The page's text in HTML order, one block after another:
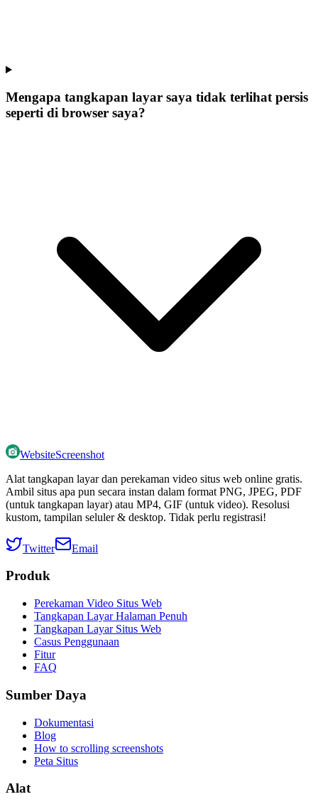
Mengapa tangkapan layar saya tidak terlihat persis
seperti di browser saya?
WebsiteScreenshot
Alat tangkapan layar dan perekaman video situs web online gratis.
Ambil situs apa pun secara instan dalam format PNG, JPEG, PDF
(untuk tangkapan layar) atau MP4, GIF (untuk video). Resolusi
kustom, tampilan seluler & desktop. Tidak perlu registrasi!
Twitter Email
Produk
Perekaman Video Situs Web
Tangkapan Layar Halaman Penuh
Tangkapan Layar Situs Web
Casus Penggunaan
Fitur
FAQ
Sumber Daya
Dokumentasi
Blog
How to scrolling screenshots
Peta Situs
Alat